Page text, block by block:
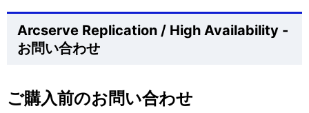
ョ
の
現
在
カ
ル
ビ
Arcserve Replication / High Availability -
お問い合わせ
ご購入前のお問い合わせ